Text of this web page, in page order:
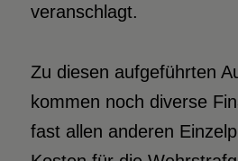
veranschlagt.
Zu diesen aufgeführten
kommen noch diverse
fast allen anderen